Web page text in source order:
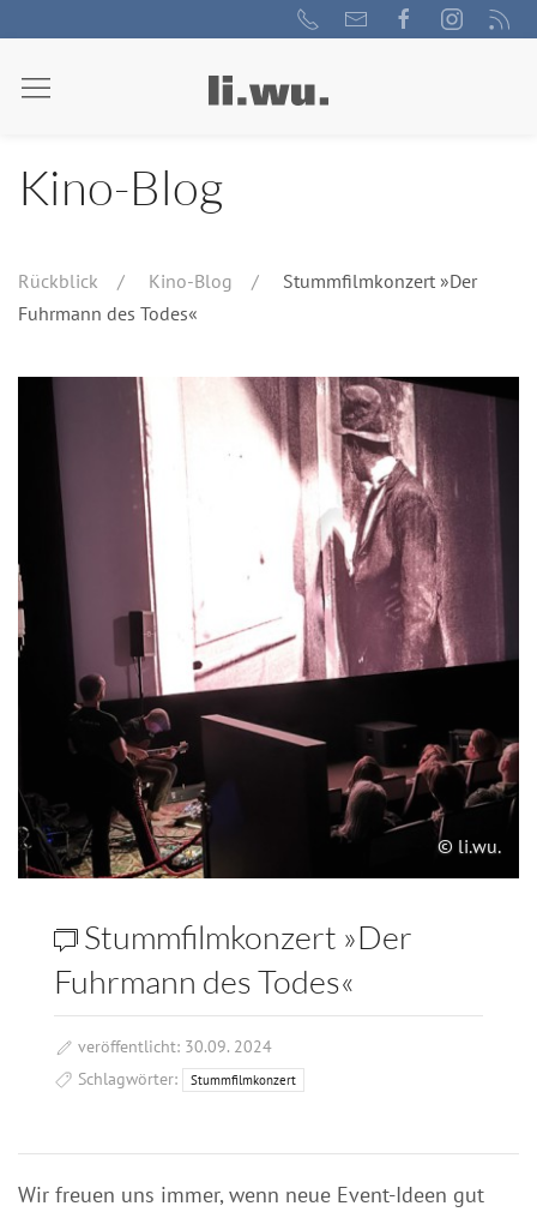
Kino-Blog
Rückblick Kino-Blog
Stummfilmkonzert »Der
Fuhrmann des Todes«
© li.wu.
Stummfilmkonzert »Der
Fuhrmann des Todes«
veröffentlicht: 30.09. 2024
Schlagwörter:
Stummfilmkonzert
Wir freuen uns immer, wenn neue Event-Ideen gut